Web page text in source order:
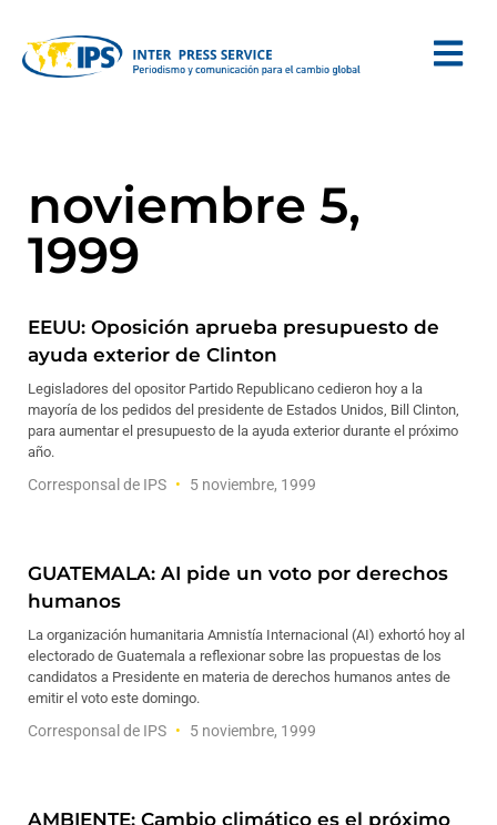
noviembre 5,
1999
EEUU: Oposición aprueba presupuesto de
ayuda exterior de Clinton
Legisladores del opositor Partido Republicano cedieron hoy a la
mayoría de los pedidos del presidente de Estados Unidos, Bill Clinton,
para aumentar el presupuesto de la ayuda exterior durante el próximo
año.
Corresponsal de IPS 5 noviembre, 1999
GUATEMALA: AI pide un voto por derechos
humanos
La organización humanitaria Amnistía Internacional (AI) exhortó hoy al
electorado de Guatemala a reflexionar sobre las propuestas de los
candidatos a Presidente en materia de derechos humanos antes de
emitir el voto este domingo.
Corresponsal de IPS 5 noviembre, 1999
AMBIENTE: Cambio climático es el próximo